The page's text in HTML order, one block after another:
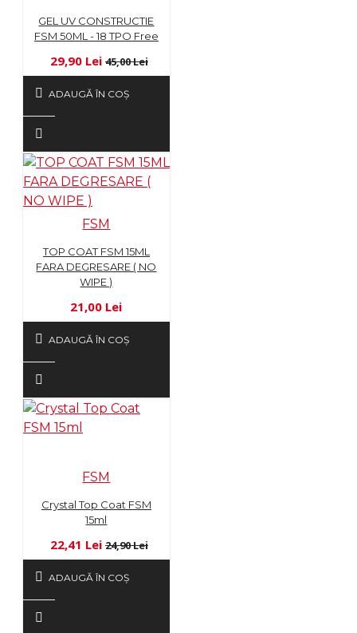
GEL UV CONSTRUCTIE
FSM 50ML - 18 TPO Free
29,90 Lei 45,00 Lei
ADAUGĂ ÎN COŞ
FSM
TOP COAT FSM 15ML
FARA DEGRESARE ( NO
WIPE )
21,00 Lei
ADAUGĂ ÎN COŞ
FSM
Crystal Top Coat FSM
15ml
22,41 Lei 24,90 Lei
ADAUGĂ ÎN COŞ